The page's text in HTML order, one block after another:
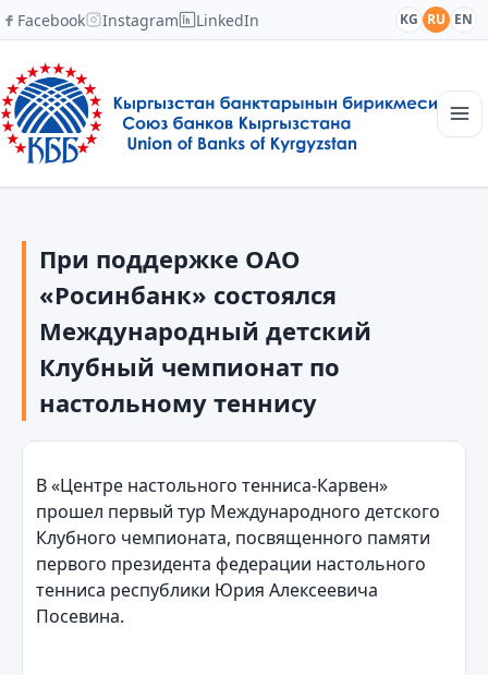
Facebook Instagram LinkedIn KG RU EN
Новости
Академия
Члены и партнеры
Сотрудничество
Контакты
При поддержке ОАО
«Росинбанк» состоялся
Международный детский
Клубный чемпионат по
настольному теннису
В «Центре настольного тенниса-Карвен»
прошел первый тур Международного детского
Клубного чемпионата, посвященного памяти
первого президента федерации настольного
тенниса республики Юрия Алексеевича
Посевина.